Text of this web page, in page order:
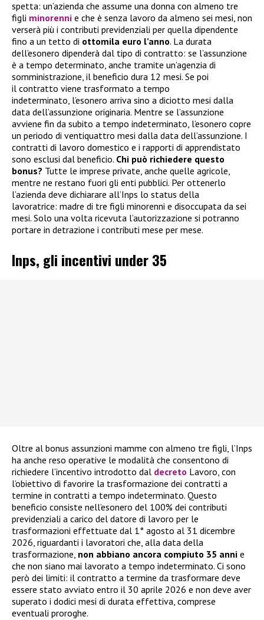
spetta: un’azienda che assume una donna con almeno tre
figli minorenni e che è senza lavoro da almeno sei mesi, non
verserà più i contributi previdenziali per quella dipendente
fino a un tetto di ottomila euro l’anno. La durata
dell’esonero dipenderà dal tipo di contratto: se l’assunzione
è a tempo determinato, anche tramite un’agenzia di
somministrazione, il beneficio dura 12 mesi. Se poi
il contratto viene trasformato a tempo
indeterminato, l’esonero arriva sino a diciotto mesi dalla
data dell’assunzione originaria. Mentre se l’assunzione
avviene fin da subito a tempo indeterminato, l’esonero copre
un periodo di ventiquattro mesi dalla data dell’assunzione. I
contratti di lavoro domestico e i rapporti di apprendistato
sono esclusi dal beneficio. Chi può richiedere questo
bonus? Tutte le imprese private, anche quelle agricole,
mentre ne restano fuori gli enti pubblici. Per ottenerlo
l’azienda deve dichiarare all’Inps lo status della
lavoratrice: madre di tre figli minorenni e disoccupata da sei
mesi. Solo una volta ricevuta l’autorizzazione si potranno
portare in detrazione i contributi mese per mese.
Inps, gli incentivi under 35
Oltre al bonus assunzioni mamme con almeno tre figli, l’Inps
ha anche reso operative le modalità che consentono di
richiedere l’incentivo introdotto dal decreto Lavoro, con
l’obiettivo di favorire la trasformazione dei contratti a
termine in contratti a tempo indeterminato. Questo
beneficio consiste nell’esonero del 100% dei contributi
previdenziali a carico del datore di lavoro per le
trasformazioni effettuate dal 1° agosto al 31 dicembre
2026, riguardanti i lavoratori che, alla data della
trasformazione, non abbiano ancora compiuto 35 anni e
che non siano mai lavorato a tempo indeterminato. Ci sono
però dei limiti: il contratto a termine da trasformare deve
essere stato avviato entro il 30 aprile 2026 e non deve aver
superato i dodici mesi di durata effettiva, comprese
eventuali proroghe.